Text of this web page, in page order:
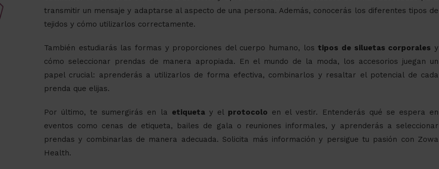
transmitir un mensaje y adaptarse al aspecto de una persona. Además, conocerás los diferentes tipos de
tejidos y cómo utilizarlos correctamente.
También estudiarás las formas y proporciones del cuerpo humano, lostipos de siluetas corporales y
cómo seleccionar prendas de manera apropiada. En el mundo de la moda, los accesorios juegan un
papel crucial: aprenderás a utilizarlos de forma efectiva, combinarlos y resaltar el potencial de cada
prenda que elijas.
Por último, te sumergirás en la etiquetay el protocolo en el vestir. Entenderás qué se espera en
eventos como cenas de etiqueta, bailes de gala o reuniones informales, y aprenderás a seleccionar
prendas y combinarlas de manera adecuada. Solicita más información y persigue tu pasión con Zowa
Health.